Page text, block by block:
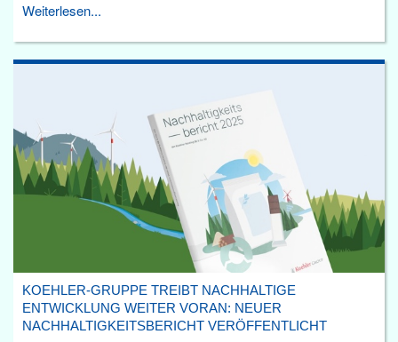
Weiterlesen...
KOEHLER-GRUPPE TREIBT NACHHALTIGE
ENTWICKLUNG WEITER VORAN: NEUER
NACHHALTIGKEITSBERICHT VERÖFFENTLICHT